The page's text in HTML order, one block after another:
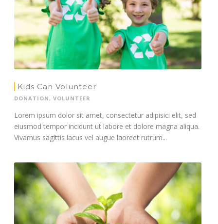
Kids Can Volunteer
DONATION, VOLUNTEER
Lorem ipsum dolor sit amet, consectetur adipisici elit, sed
eiusmod tempor incidunt ut labore et dolore magna aliqua.
Vivamus sagittis lacus vel augue laoreet rutrum...